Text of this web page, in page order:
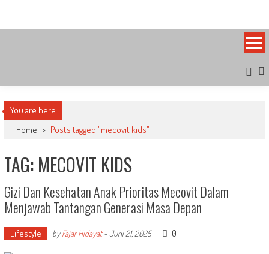
content
You are here
Home > Posts tagged "mecovit kids"
TAG: MECOVIT KIDS
Gizi Dan Kesehatan Anak Prioritas Mecovit Dalam
Menjawab Tantangan Generasi Masa Depan
Lifestyle byFajar Hidayat-Juni 21, 2025 0